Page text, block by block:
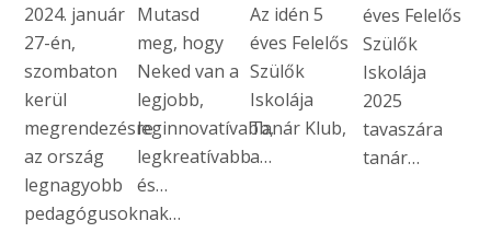
2024. január
27-én,
szombaton
kerül
megrendezésre
az ország
legnagyobb
pedagógusoknak…
Mutasd
meg, hogy
Neked van a
legjobb,
leginnovatívabb,
legkreatívabb
és…
Az idén 5
éves Felelős
Szülők
Iskolája
Tanár Klub,
a…
éves Felelős
Szülők
Iskolája
2025
tavaszára
tanár…